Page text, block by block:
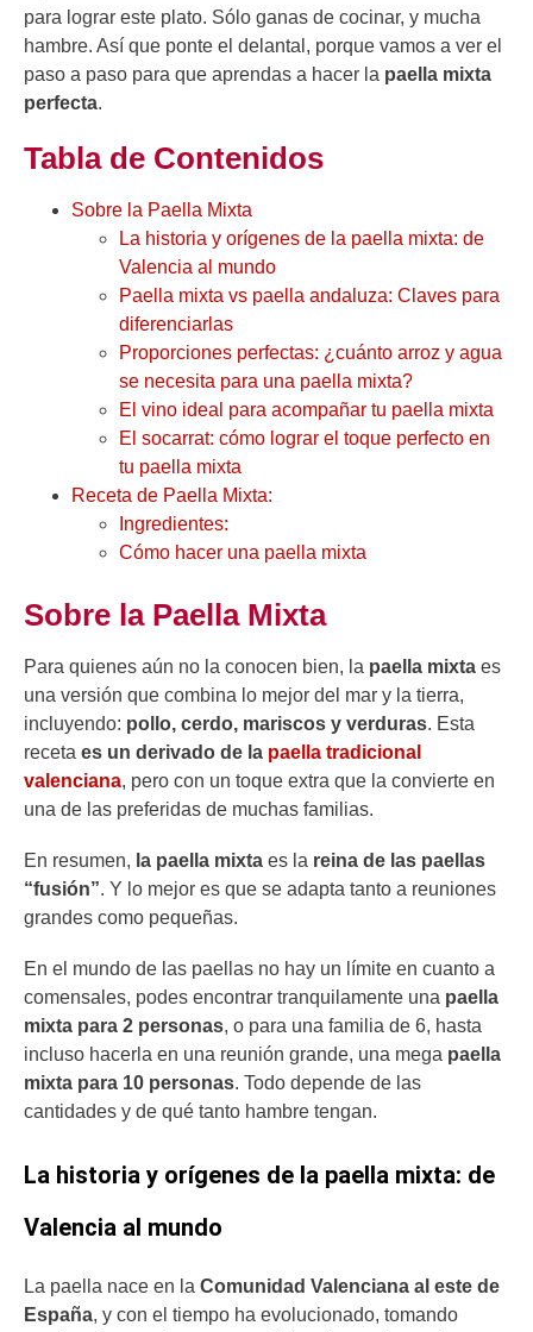
para lograr este plato. Sólo ganas de cocinar, y mucha
hambre. Así que ponte el delantal, porque vamos a ver el
paso a paso para que aprendas a hacer la paella mixta
perfecta.
Tabla de Contenidos
Sobre la Paella Mixta
La historia y orígenes de la paella mixta: de
Valencia al mundo
Paella mixta vs paella andaluza: Claves para
diferenciarlas
Proporciones perfectas: ¿cuánto arroz y agua
se necesita para una paella mixta?
El vino ideal para acompañar tu paella mixta
El socarrat: cómo lograr el toque perfecto en
tu paella mixta
Receta de Paella Mixta:
Ingredientes:
Cómo hacer una paella mixta
Sobre la Paella Mixta
Para quienes aún no la conocen bien, la paella mixta es
una versión que combina lo mejor del mar y la tierra,
incluyendo: pollo, cerdo, mariscos y verduras. Esta
receta es un derivado de la paella tradicional
valenciana, pero con un toque extra que la convierte en
una de las preferidas de muchas familias.
En resumen, la paella mixta es la reina de las paellas
“fusión”. Y lo mejor es que se adapta tanto a reuniones
grandes como pequeñas.
En el mundo de las paellas no hay un límite en cuanto a
comensales, podes encontrar tranquilamente una paella
mixta para 2 personas, o para una familia de 6, hasta
incluso hacerla en una reunión grande, una mega paella
mixta para 10 personas. Todo depende de las
cantidades y de qué tanto hambre tengan.
La historia y orígenes de la paella mixta: de
Valencia al mundo
La paella nace en la Comunidad Valenciana al este de
España, y con el tiempo ha evolucionado, tomando